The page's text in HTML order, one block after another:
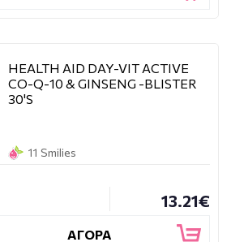
HEALTH AID DAY-VIT ACTIVE
CO-Q-10 & GINSENG -BLISTER
30'S
11 Smilies
13.21€
ΑΓΟΡΑ